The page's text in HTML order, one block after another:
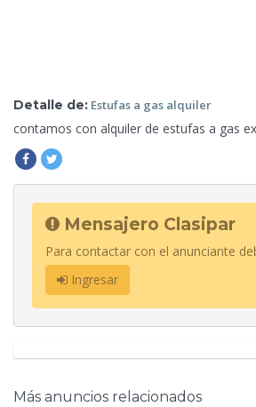
Detalle de: Estufas a gas alquiler
contamos con alquiler de estufas a gas
Mensajero Clasipar
Para contactar con el anunciante
Ingresar
Más anuncios relacionados